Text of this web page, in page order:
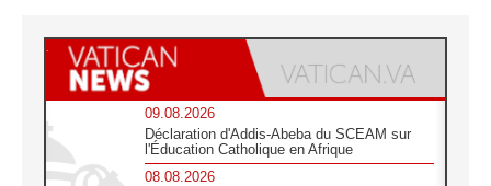
09.08.2026
Déclaration d'Addis-Abeba du SCEAM sur
l'Éducation Catholique en Afrique
08.08.2026